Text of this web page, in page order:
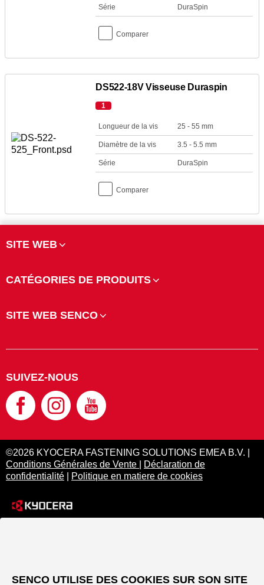
Série DuraSpin
Comparer
DS522-18V Visseuse Duraspin
1
Longueur de la vis 25 - 55 mm
Diamètre de la vis 3.5 - 5.5 mm
Série DuraSpin
Comparer
SITE WEB
CATÉGORIES DE PRODUITS
SITE WEB SENCO
SUIVEZ-NOUS
©2026 KYOCERA FASTENING SOLUTIONS EMEA B.V. |
Conditions Générales de Vente
Déclaration de
confidentialité
Politique en matiere de cookies
SENCO UTILISE DES COOKIES SUR SON SITE